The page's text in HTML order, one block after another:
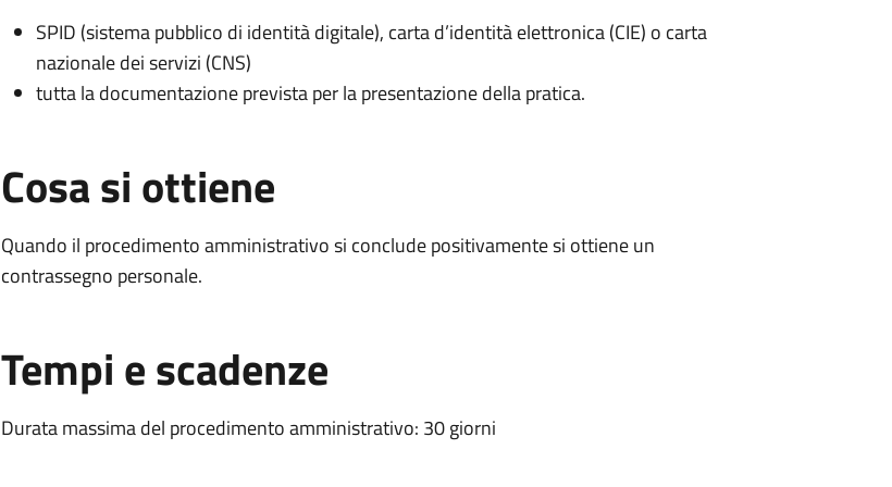
SPID (sistema pubblico di identità digitale), carta d’identità elettronica (CIE) o carta
nazionale dei servizi (CNS)
tutta la documentazione prevista per la presentazione della pratica.
Cosa si ottiene
Quando il procedimento amministrativo si conclude positivamente si ottiene un
contrassegno personale.
Tempi e scadenze
Durata massima del procedimento amministrativo: 30 giorni